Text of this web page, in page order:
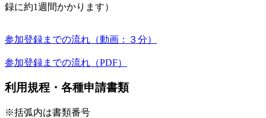
録に約1週間かかります）
参加登録までの流れ（動画：３分）
参加登録までの流れ（PDF）
利用規程・各種申請書類
※括弧内は書類番号